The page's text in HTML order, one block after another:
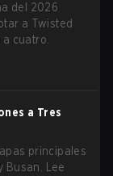
del 2026
a Twisted
cuatro.
a Tres
principales
Busan. Lee